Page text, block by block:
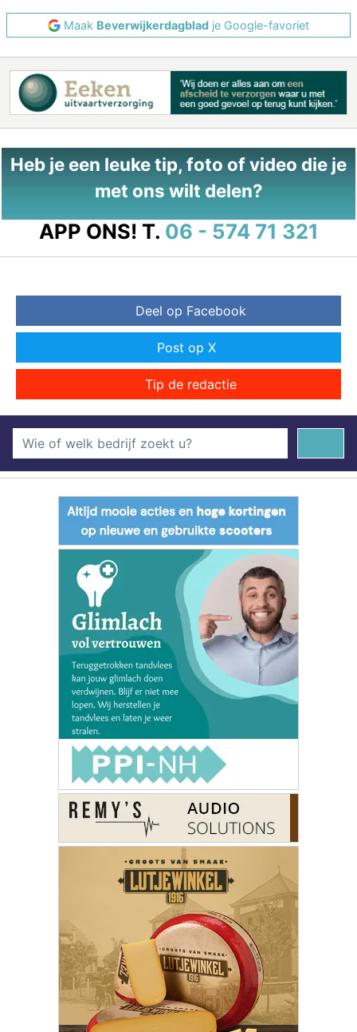
Maak Beverwijkerdagblad je Google-favoriet
Heb je een leuke tip, foto of video die je
met ons wilt delen?
APP ONS! T. 06 - 574 71 321
Deel op Facebook
Post op X
Tip de redactie